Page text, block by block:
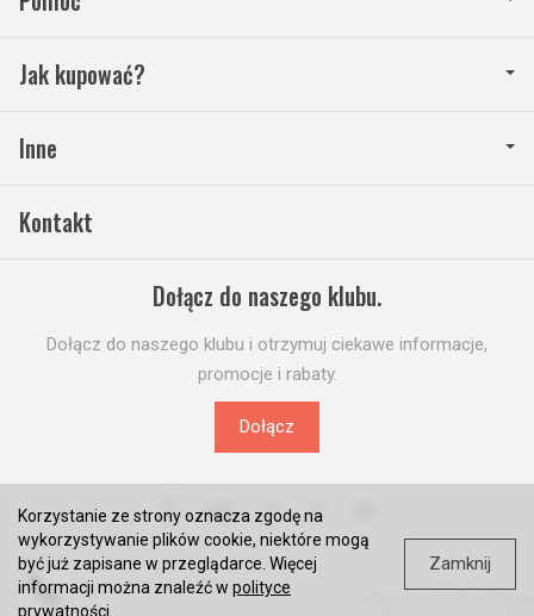
Jak kupować?
Inne
Kontakt
Dołącz do naszego klubu.
Dołącz do naszego klubu i otrzymuj ciekawe informacje,
promocje i rabaty.
Dołącz
Korzystanie ze strony oznacza zgodę na
wykorzystywanie plików cookie, niektóre mogą
być już zapisane w przeglądarce. Więcej
informacji można znaleźć w polityce
prywatności
Zamknij